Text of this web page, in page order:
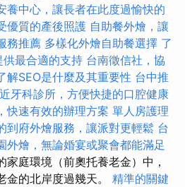
養中心，讓長者在此度過愉快的
優質的產後照護 自助餐外燴，讓
務推薦 多樣化外燴自助餐選擇 了
最合適的支持 台南徵信社，協
解SEO是什麼及其重要性 台中推
牙科診所，方便快捷的口腔健康
快速有效的辦理方案 單人房護理
到府外燴服務，讓派對更輕鬆 台
外燴，無論婚宴或聚會都能滿足
家庭環境（前奧托養老金）中，
的北岸度過幾天。 精準的關鍵